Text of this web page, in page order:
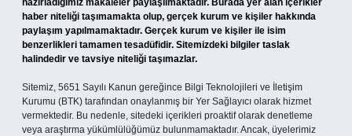
hazırladığımız makaleler paylaşılmaktadır. Burada yer alan içerikler
haber niteliği taşımamakta olup, gerçek kurum ve kişiler hakkında
paylaşım yapılmamaktadır. Gerçek kurum ve kişiler ile isim
benzerlikleri tamamen tesadüfidir. Sitemizdeki bilgiler taslak
halindedir ve tavsiye niteliği taşımazlar.
Sitemiz, 5651 Sayılı Kanun gereğince Bilgi Teknolojileri ve İletişim
Kurumu (BTK) tarafından onaylanmış bir Yer Sağlayıcı olarak hizmet
vermektedir. Bu nedenle, sitedeki içerikleri proaktif olarak denetleme
veya araştırma yükümlülüğümüz bulunmamaktadır. Ancak, üyelerimiz